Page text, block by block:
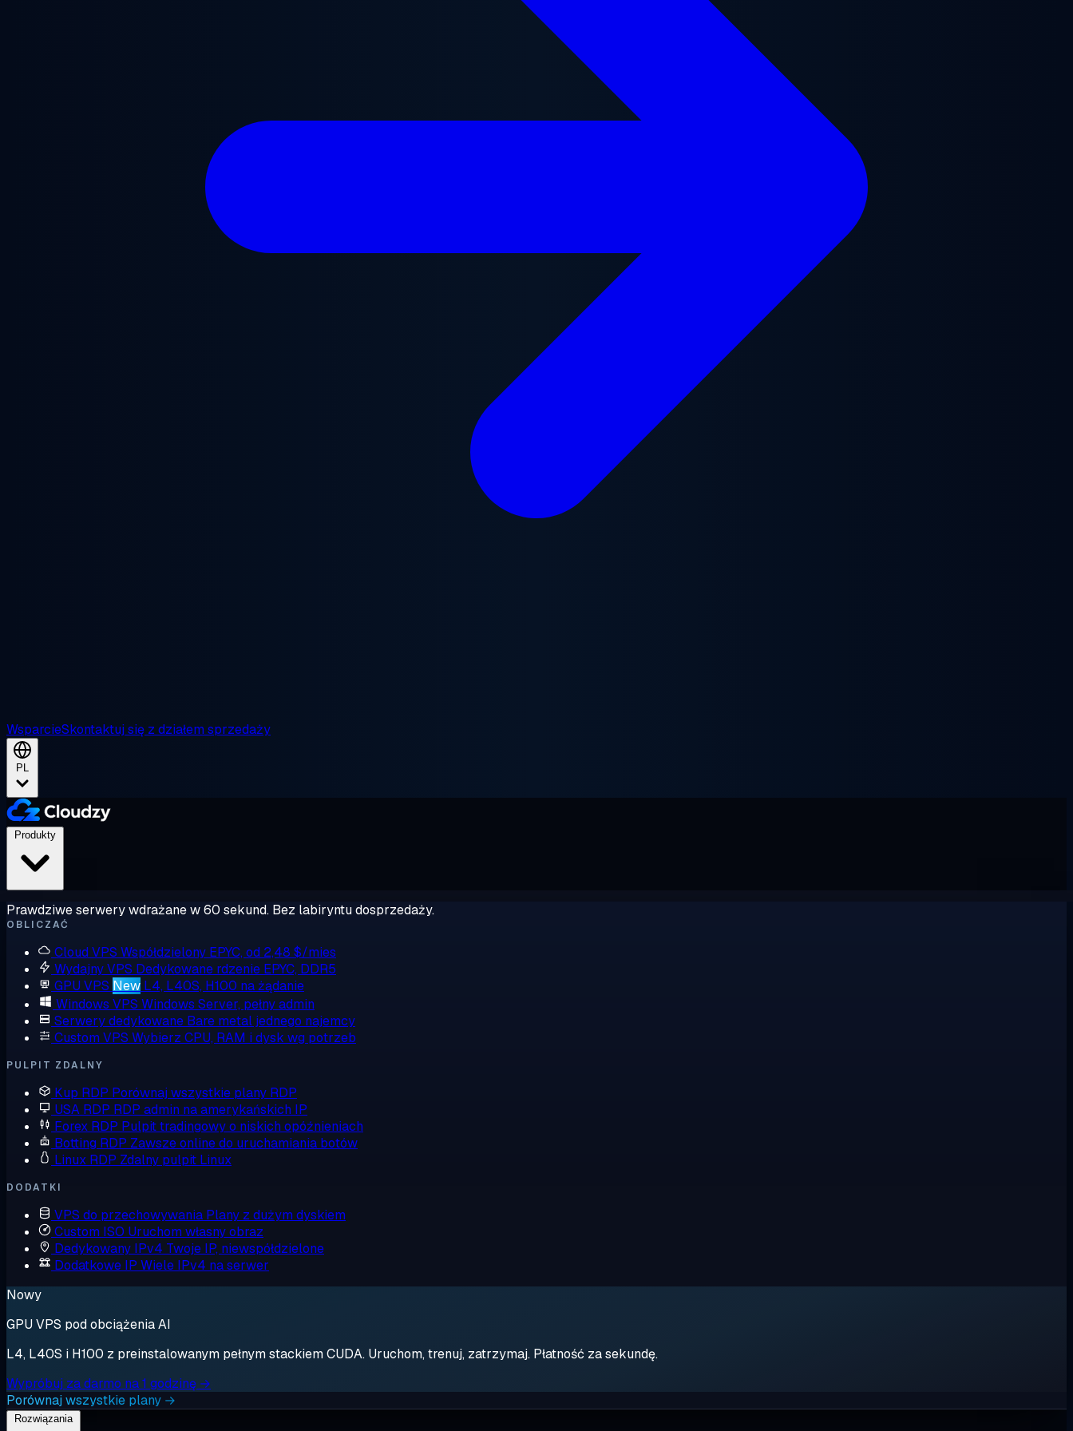
WsparcieSkontaktuj się z działem sprzedaży
PL
Prawdziwe serwery wdrażane w 60 sekund. Bez labiryntu dosprzedaży.
OBLICZAĆ
Cloud VPS Współdzielony EPYC, od 2,48 $/mies
Wydajny VPS Dedykowane rdzenie EPYC, DDR5
GPU VPS New L4, L40S, H100 na żądanie
Windows VPS Windows Server, pełny admin
Serwery dedykowane Bare metal jednego najemcy
Custom VPS Wybierz CPU, RAM i dysk wg potrzeb
PULPIT ZDALNY
Kup RDP Porównaj wszystkie plany RDP
USA RDP RDP admin na amerykańskich IP
Forex RDP Pulpit tradingowy o niskich opóźnieniach
Botting RDP Zawsze online do uruchamiania botów
Linux RDP Zdalny pulpit Linux
DODATKI
VPS do przechowywania Plany z dużym dyskiem
Custom ISO Uruchom własny obraz
Dedykowany IPv4 Twoje IP, niewspółdzielone
Dodatkowe IP Wiele IPv4 na serwer
Nowy
GPU VPS pod obciążenia AI
L4, L40S i H100 z preinstalowanym pełnym stackiem CUDA. Uruchom, trenuj, zatrzymaj. Płatność za sekundę.
Wypróbuj za darmo na 1 godzinę →
Porównaj wszystkie plany →
Rozwiązania